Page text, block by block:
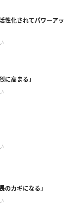
性化されてパワーアッ
に高まる」
のカギになる」